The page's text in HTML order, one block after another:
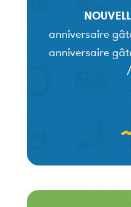
anniversaire
anniversaire